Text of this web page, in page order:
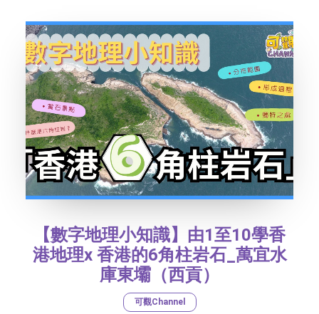
社交平台
字型大小
【數字地理小知識】由1至10學香
港地理x 香港的6角柱岩石_萬宜水
庫東壩（西貢）
可觀Channel